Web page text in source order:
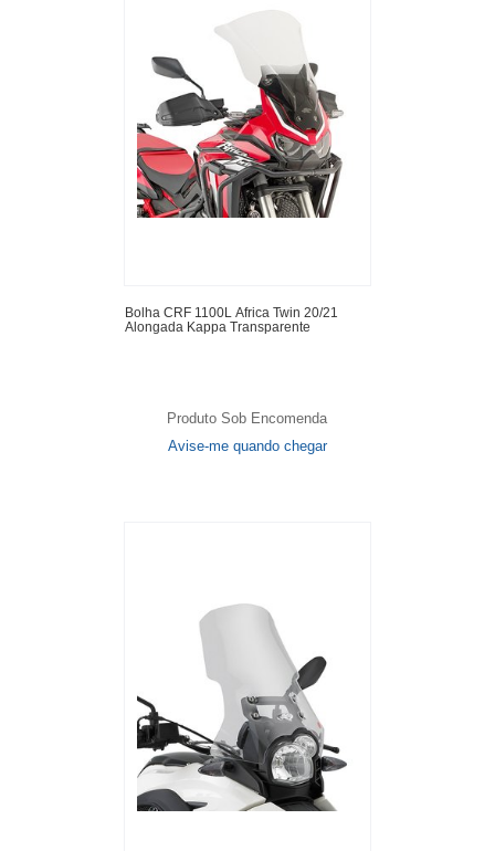
Bolha CRF 1100L Africa Twin 20/21
Alongada Kappa Transparente
Produto Sob Encomenda
Avise-me quando chegar